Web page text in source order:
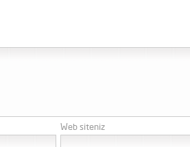
Web siteniz